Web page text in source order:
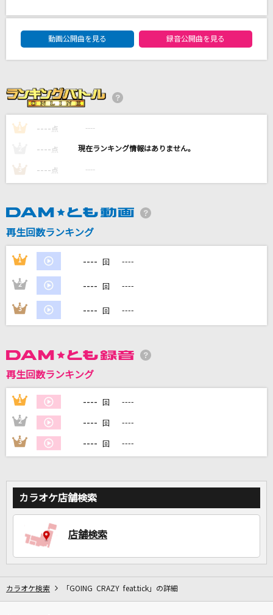
[生音]ロビンソン
SPEED
[生音]青いベンチ
Growing of my heart
SG
カラオケ最新情報をチェック！
DAM★ともボーカルエントリーランキング
動画公開曲を見る
録音公開曲を見る
1 ---- 点 ----
---- 点 ----
3 ---- 点 ----
再生回数ランキング
1 ---- 回 ----
2 ---- 回 ----
3 ---- 回 ----
再生回数ランキング
1 ---- 回 ----
2 ---- 回 ----
3 ---- 回 ----
カラオケ店舗検索
店舗検索
カラオケ検索 「GOING CRAZY feat.tick」の詳細